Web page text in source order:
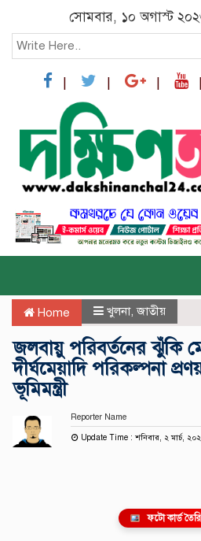
সোমবার, ১০ অগাস্ট
Home খুলনা,জাতীয়
জলবায়ু পরিবর্তনের ঝুঁকি
দীর্ঘমেয়াদি পরিকল্পনা
ভূমিমন্ত্রী
Reporter Name
Update Time : শনিবার, ২ মার্চ,
ফটো কার্ড